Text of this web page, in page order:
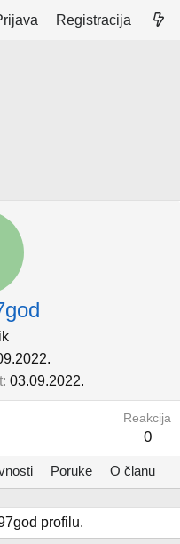
Registracija
03.09.2022.
Reakcija
0
Poruke O članu
profilu.